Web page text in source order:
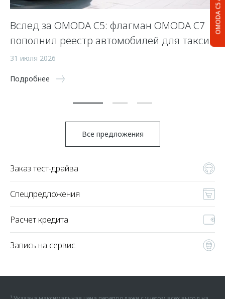
OMODA C5
Вслед за OMODA C5: флагман OMODA C7
пополнил реестр автомобилей для такси
31 июля 2026
Подробнее
Все предложения
Заказ тест-драйва
Спецпредложения
Расчет кредита
Запись на сервис